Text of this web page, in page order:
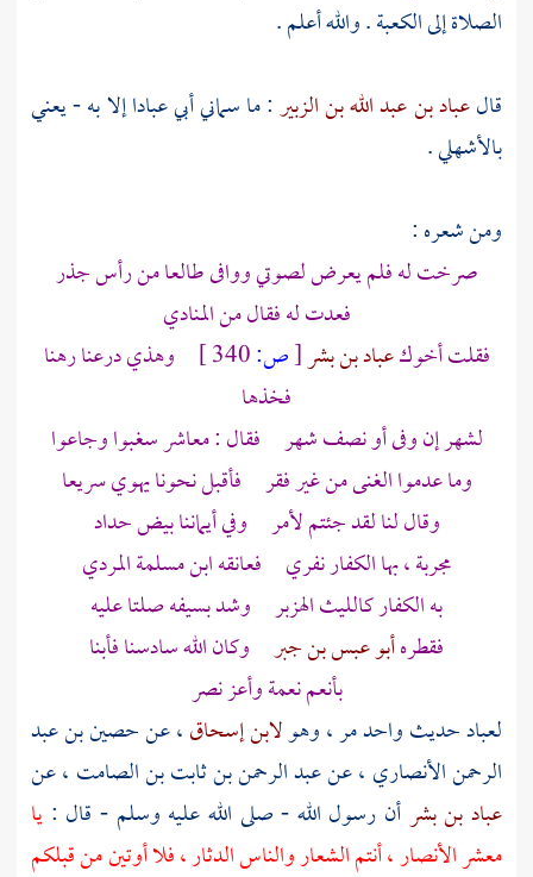
الصلاة إلىالكعبة. والله أعلم .
قالعباد بن عبد الله بن الزبير: ما سماني أبيعباداإلا به - يعني
بالأشهلي .
ومن شعره :
صرخت له فلم يعرض لصوتي ووافى طالعا من رأس جذر
فعدت له فقال من المنادي
فقلت أخوكعباد بن بشر[ص:
وهذي درعنا رهنا
فخذها
لشهر إن وفى أو نصف شهر فقال : معاشر سغبوا وجاعوا
وما عدموا الغنى من غير فقر فأقبل نحونا يهوي سريعا
وقال لنا لقد جئتم لأمر وفي أيماننا بيض حداد
مجربة ، بها الكفار نفري فعانقهابن مسلمةالمردي
به الكفار كالليث الهزبر وشد بسيفه صلتا عليه
فقطرهأبو عبس بن جبر وكان الله سادسنا فأبنا
بأنعم نعمة وأعز نصر
لعبادحديث واحد مر ، وهولابن إسحاق، عنحصين بن عبد
الرحمن الأنصاري ، عنعبد الرحمن بن ثابت بن الصامت ، عن
عباد بن بشرأن رسول الله - صلى الله عليه وسلم - قال : يا
معشرالأنصار، أنتم الشعار والناس الدثار ، فلا أوتين من قبلكم